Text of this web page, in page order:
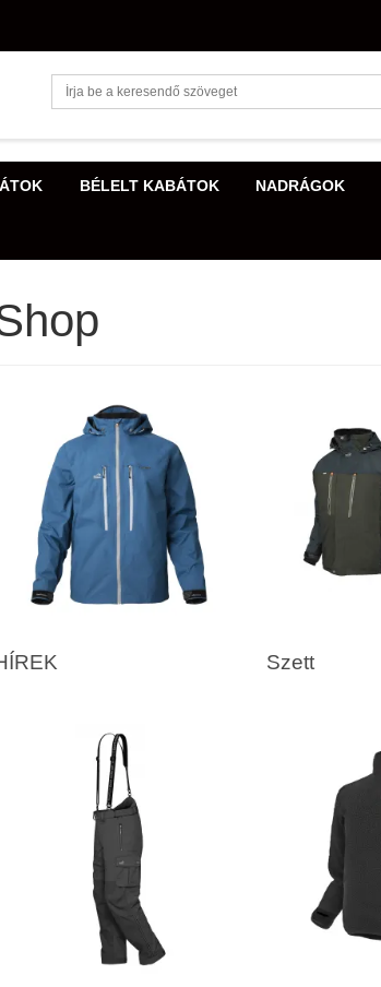
BÉLELT KABÁTOK NADRÁGOK
Szett